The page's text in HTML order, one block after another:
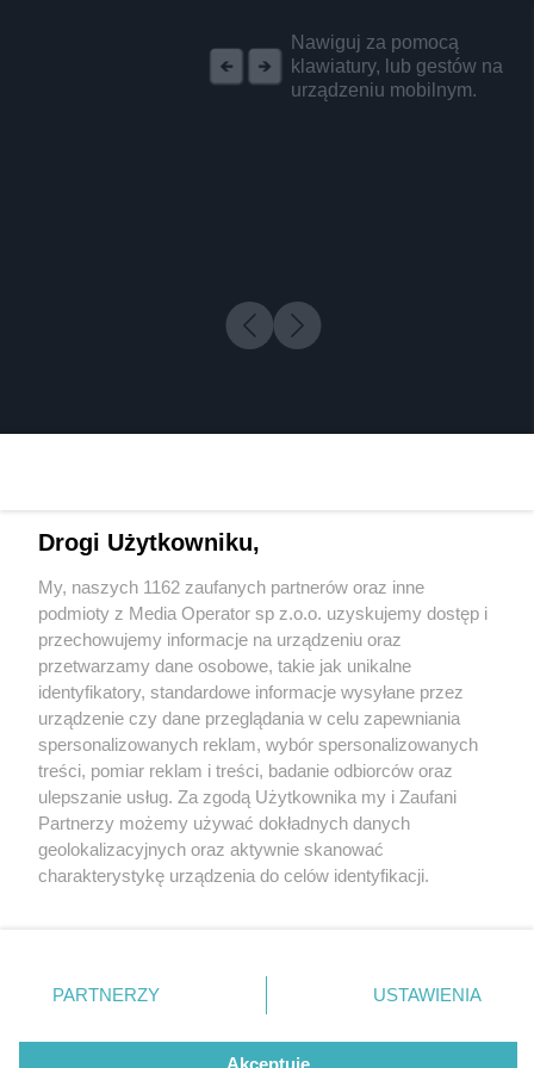
Nawiguj za pomocą
klawiatury, lub gestów na
urządzeniu mobilnym.
3 / 0
Wydawca mediów lokalnych
Nie zapomnij
zapoznać się z:
polityką prywatności regulamin korzystania z portali
Twojemiasto
Piekary Śląskie
Chorzów
Tarnowskie Góry
Gliwice
Skontakuj sięz nami
Kontakt
Wydawca
Redakcja
Drogi Użytkowniku,
My, naszych 1162 zaufanych partnerów oraz inne
podmioty z Media Operator sp z.o.o. uzyskujemy dostęp i
przechowujemy informacje na urządzeniu oraz
przetwarzamy dane osobowe, takie jak unikalne
identyfikatory, standardowe informacje wysyłane przez
urządzenie czy dane przeglądania w celu zapewniania
spersonalizowanych reklam, wybór spersonalizowanych
treści, pomiar reklam i treści, badanie odbiorców oraz
ulepszanie usług. Za zgodą Użytkownika my i Zaufani
Partnerzy możemy używać dokładnych danych
geolokalizacyjnych oraz aktywnie skanować
charakterystykę urządzenia do celów identyfikacji.
zmienić/wycofać klikając przycisk ustawień prywatności
znajdujący się w lewym dolnym rogu strony
rodzaje przetwarzania danych nie wymagają zgody
użytkownika, ale masz prawo sprzeciwić się takiemu
PARTNERZY USTAWIENIA
Akceptuję